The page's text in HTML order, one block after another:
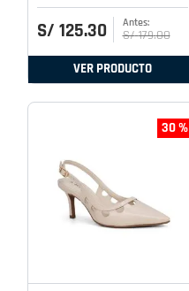
S/ 125.30 S/ 179.00
VER PRODUCTO
30 %